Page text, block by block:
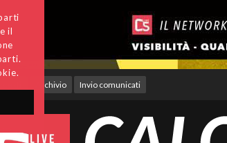
il
Archivio Invio comunicati